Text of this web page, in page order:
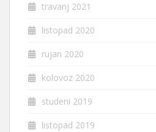
travanj 2021
listopad 2020
rujan 2020
kolovoz 2020
studeni 2019
listopad 2019